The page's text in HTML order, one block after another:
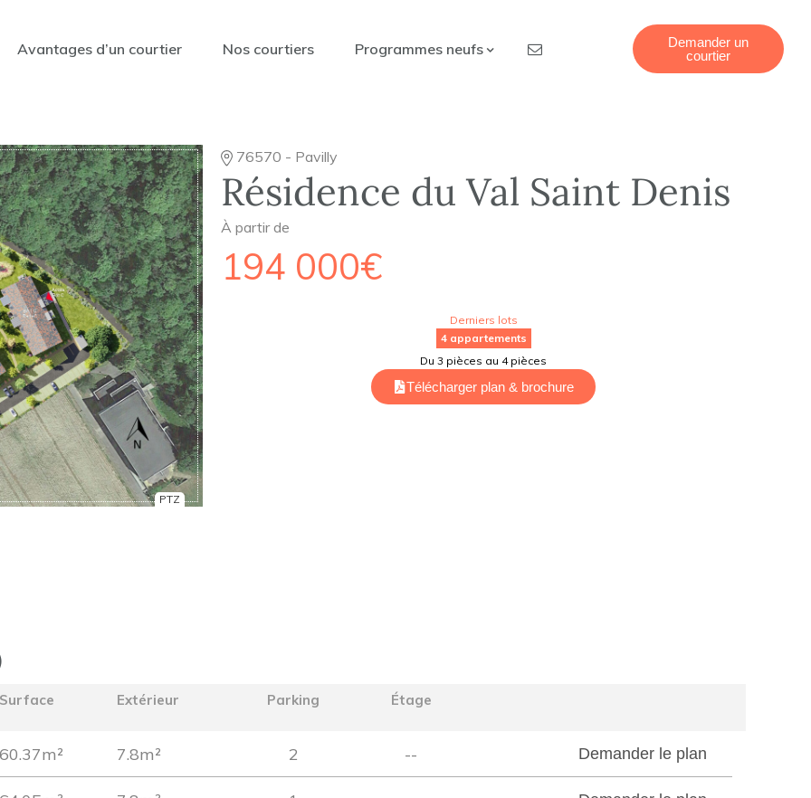
Avantages d’un courtier Nos courtiers Programmes neufs
Demander un
courtier
PTZ
76570 - Pavilly
Résidence du Val Saint Denis
À partir de
194 000€
Derniers lots
4 appartements
Du 3 pièces au 4 pièces
Télécharger plan & brochure
Surface Extérieur Parking Étage
60.37m² 7.8m² 2 -- Demander le plan